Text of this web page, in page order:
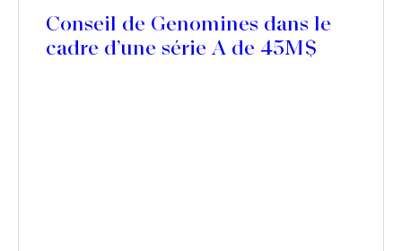
Conseil de Genomines dans le
cadre d’une série A de 45M$